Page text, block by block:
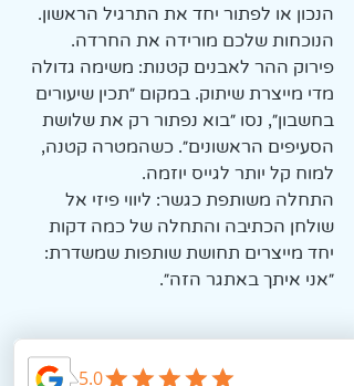
הנכון או לפתור יחד את התרגיל הראשון.
הנוכחות שלכם מורידה את החרדה.
פירוק ההר לאבנים קטנות: משימה גדולה
מדי מייצרת שיתוק. במקום ״תכין שיעורים
בחשבון״, נסו ״בוא נפתור רק את שלושת
הסעיפים הראשונים״. כשהמטרה קטנה,
למוח קל יותר לגייס יוזמה.
התחלה משותפת כגשר: ליווי פיזי אל
שולחן הכתיבה והתחלה של כמה דקות
יחד מייצרים תחושת שותפות שמשדרת:
״אני איתך באתגר הזה״.
💡 הטיפ שלי אליכם: אל תצפו מהם